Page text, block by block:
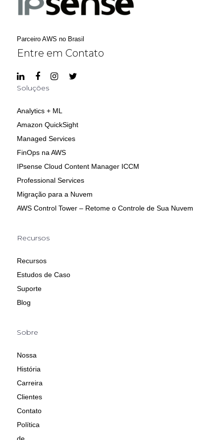
Parceiro AWS no Brasil
Entre em Contato
Soluções
Analytics + ML
Amazon QuickSight
Managed Services
FinOps na AWS
IPsense Cloud Content Manager ICCM
Professional Services
Migração para a Nuvem
AWS Control Tower – Retome o Controle de Sua Nuvem
Recursos
Recursos
Estudos de Caso
Suporte
Blog
Sobre
Nossa
História
Carreira
Clientes
Contato
Política